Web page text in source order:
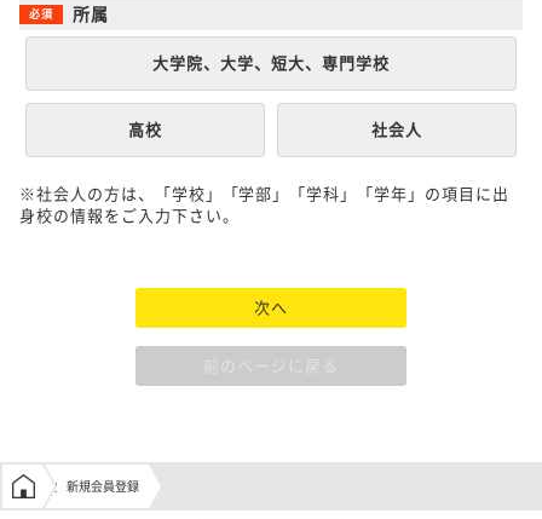
所属
大学院、大学、短大、専門学校
高校 社会人
※社会人の方は、「学校」「学部」「学科」「学年」の項目に出
身校の情報をご入力下さい。
次へ
前のページに戻る
学生の窓口トップ
新規会員登録